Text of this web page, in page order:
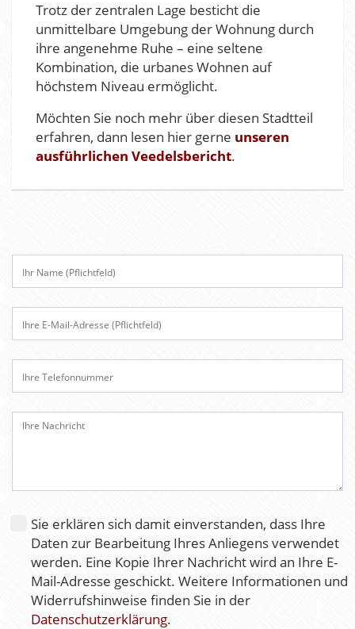
Trotz der zentralen Lage besticht die
unmittelbare Umgebung der Wohnung durch
ihre angenehme Ruhe – eine seltene
Kombination, die urbanes Wohnen auf
höchstem Niveau ermöglicht.
Möchten Sie noch mehr über diesen Stadtteil
erfahren, dann lesen hier gerne unseren
ausführlichen Veedelsbericht.
B
t
t
l
a
Sie erklären sich damit einverstanden, dass Ihre
Daten zur Bearbeitung Ihres Anliegens verwendet
werden. Eine Kopie Ihrer Nachricht wird an Ihre E-
Mail-Adresse geschickt. Weitere Informationen und
Widerrufshinweise finden Sie in der
Datenschutzerklärung.